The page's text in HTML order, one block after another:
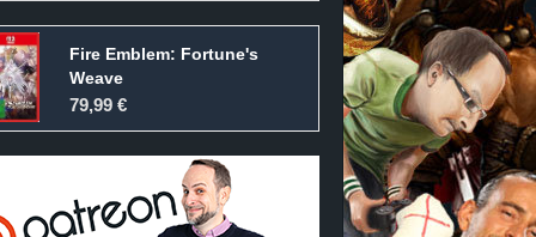
Fire Emblem: Fortune's
Weave
79,99 €